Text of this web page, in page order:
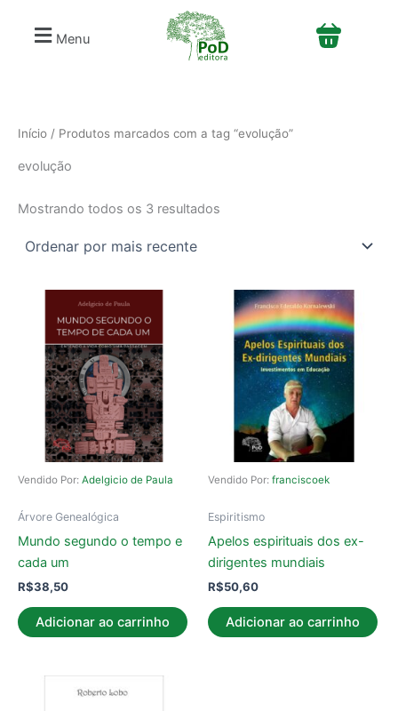
Menu
n
u
a
Início / Produtos marcados com a tag “evolução”
evolução
Mostrando todos os 3 resultados
mais
recente
Vendido Por: Adelgicio de Paula
Árvore Genealógica
Mundo segundo o tempo e
cada um
R$38,50
Adicionar ao carrinho
Vendido Por: franciscoek
Espiritismo
Apelos espirituais dos ex-
dirigentes mundiais
R$50,60
Adicionar ao carrinho